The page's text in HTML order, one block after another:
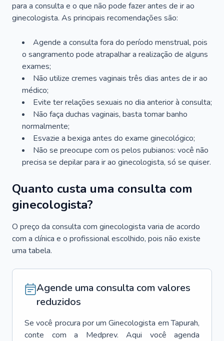
para a consulta e o que não pode fazer antes de ir ao
ginecologista. As principais recomendações são:
Agende a consulta fora do período menstrual, pois
o sangramento pode atrapalhar a realização de alguns
exames;
Não utilize cremes vaginais três dias antes de ir ao
médico;
Evite ter relações sexuais no dia anterior à consulta;
Não faça duchas vaginais, basta tomar banho
normalmente;
Esvazie a bexiga antes do exame ginecológico;
Não se preocupe com os pelos pubianos: você não
precisa se depilar para ir ao ginecologista, só se quiser.
Quanto custa uma consulta com
ginecologista?
O preço da consulta com ginecologista varia de acordo
com a clínica e o profissional escolhido, pois não existe
uma tabela.
Agende uma consulta com valores
reduzidos
Se você procura por um Ginecologista em Tapurah,
conte com a Medprev. Aqui você agenda